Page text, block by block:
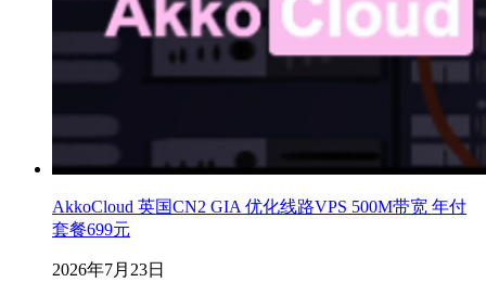
AkkoCloud 英国CN2 GIA 优化线路VPS 500M带宽 年付
套餐699元
2026年7月23日